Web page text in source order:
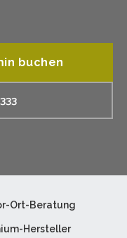
buchen
Ort-Beratung
Hersteller